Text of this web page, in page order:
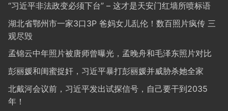
“习近平非法政变必须下台” – 这才是天安门红墙所喷标语
湖北省鄂州市一家3口3P 爸妈女儿乱伦！数百照片疯传 三
观尽毁
孟锦云中年照片被唐师曾曝光，孟晚舟和毛泽东照片对比
彭丽媛和闺蜜捉奸，习近平暴打彭丽媛并威胁杀她全家
北戴河会议前，习近平发出试探信号，自己要干到2035
年！